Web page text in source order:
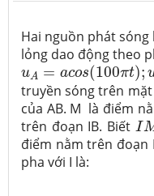
Hai nguồn phát
lỏng dao động theo
uA = acos(100πt);
uA=acos(100πt);u
truyền sóng trên
của AB. M là điểm
trên đoạn IB. Biết I
IM
điểm nằm trên đoạn
pha với I là: